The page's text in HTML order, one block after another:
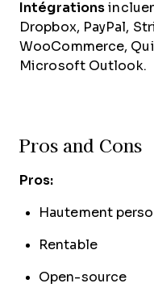
Intégrations
Dropbox, PayPal,
WooCommerce,
Microsoft Outlook.
Pros and Cons
Pros:
Hautement
Rentable
Open-source